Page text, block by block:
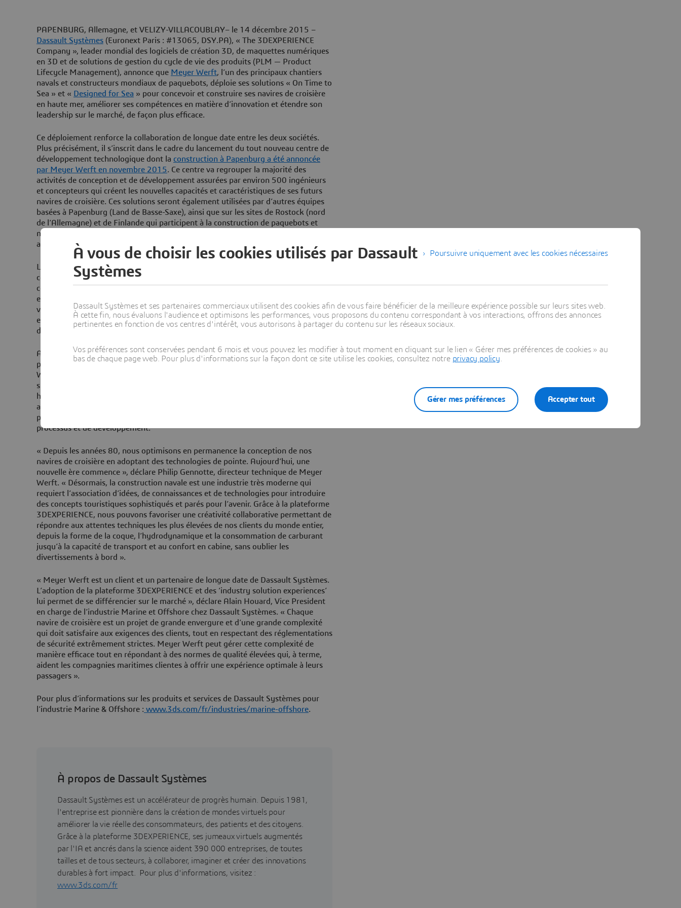
PAPENBURG, Allemagne, et VELIZY-VILLACOUBLAY– le 14 décembre 2015 –
Dassault Systèmes (Euronext Paris : #13065, DSY.PA), « The 3DEXPERIENCE
Company », leader mondial des logiciels de création 3D, de maquettes numériques
en 3D et de solutions de gestion du cycle de vie des produits (PLM — Product
Lifecycle Management), annonce que Meyer Werft, l’un des principaux chantiers
navals et constructeurs mondiaux de paquebots, déploie ses solutions « On Time to
Sea » et « Designed for Sea » pour concevoir et construire ses navires de croisière
en haute mer, améliorer ses compétences en matière d’innovation et étendre son
leadership sur le marché, de façon plus efficace.
Ce déploiement renforce la collaboration de longue date entre les deux sociétés.
Plus précisément, il s’inscrit dans le cadre du lancement du tout nouveau centre de
développement technologique dont la construction à Papenburg a été annoncée
par Meyer Werft en novembre 2015. Ce centre va regrouper la majorité des
activités de conception et de développement assurées par environ 500 ingénieurs
et concepteurs qui créent les nouvelles capacités et caractéristiques de ses futurs
navires de croisière. Ces solutions seront également utilisées par d’autres équipes
basées à Papenburg (Land de Basse-Saxe), ainsi que sur les sites de Rostock (nord
de l’Allemagne) et de Finlande qui participent à la construction de paquebots et
navires de croisière en haute mer, de navires de croisière fluviaux, de ferries et
autres bateaux.
La construction de navires de croisière représente une tâche particulièrement
complexe par rapport à d’autres secteurs industriels. En effet, ce type de navire est
composé de plus de 10 millions de pièces et ensembles, contre un million de pièces
environ pour les plus gros avions de ligne actuels et 10 000 pièces pour une
voiture. La complexité, la diversité et la très grande quantité de données impliquées
exigent des solutions efficaces pour concevoir et construire des navires qui se
démarqueront de leurs concurrents.
Avec les solutions « On Time to Sea » et « Designed for Sea » basées sur la
plateforme 3DEXPERIENCE, les équipes de concepteurs et développeurs de Meyer
Werft peuvent maintenant s’appuyer sur un environnement digital unifié pour
suivre le cycle de vie d’un navire de A à Z, c’est à dire de sa construction à sa mise
hors service plusieurs décennies plus tard, en passant par son exploitation. Les
applications de conception, d’ingénierie et de gestion de projet numériques
permettent de répondre facilement aux exigences les plus complexes en matière de
processus et de développement.
« Depuis les années 80, nous optimisons en permanence la conception de nos
navires de croisière en adoptant des technologies de pointe. Aujourd’hui, une
nouvelle ère commence », déclare Philip Gennotte, directeur technique de Meyer
Werft. « Désormais, la construction navale est une industrie très moderne qui
requiert l’association d’idées, de connaissances et de technologies pour introduire
des concepts touristiques sophistiqués et parés pour l’avenir. Grâce à la plateforme
3DEXPERIENCE, nous pouvons favoriser une créativité collaborative permettant de
répondre aux attentes techniques les plus élevées de nos clients du monde entier,
depuis la forme de la coque, l’hydrodynamique et la consommation de carburant
jusqu’à la capacité de transport et au confort en cabine, sans oublier les
divertissements à bord ».
« Meyer Werft est un client et un partenaire de longue date de Dassault Systèmes.
L’adoption de la plateforme 3DEXPERIENCE et des ‘industry solution experiences’
lui permet de se différencier sur le marché », déclare Alain Houard, Vice President
en charge de l’industrie Marine et Offshore chez Dassault Systèmes. « Chaque
navire de croisière est un projet de grande envergure et d’une grande complexité
qui doit satisfaire aux exigences des clients, tout en respectant des réglementations
de sécurité extrêmement strictes. Meyer Werft peut gérer cette complexité de
manière efficace tout en répondant à des normes de qualité élevées qui, à terme,
aident les compagnies maritimes clientes à offrir une expérience optimale à leurs
passagers ».
Pour plus d’informations sur les produits et services de Dassault Systèmes pour
l’industrie Marine & Offshore : www.3ds.com/fr/industries/marine-offshore.
À propos de Dassault Systèmes
Dassault Systèmes est un accélérateur de progrès humain. Depuis 1981,
l'entreprise est pionnière dans la création de mondes virtuels pour
améliorer la vie réelle des consommateurs, des patients et des citoyens.
Grâce à la plateforme 3DEXPERIENCE, ses jumeaux virtuels augmentés
par l'IA et ancrés dans la science aident 390 000 entreprises, de toutes
tailles et de tous secteurs, à collaborer, imaginer et créer des innovations
durables à fort impact. Pour plus d'informations, visitez :
www.3ds.com/fr
Poursuivre uniquement avec les cookies nécessaires
À vous de choisir les cookies utilisés par Dassault
Systèmes
Dassault Systèmes et ses partenaires commerciaux utilisent des cookies afin de vous faire bénéficier de la meilleure expérience possible sur leurs sites web.
À cette fin, nous évaluons l'audience et optimisons les performances, vous proposons du contenu correspondant à vos interactions, offrons des annonces
pertinentes en fonction de vos centres d'intérêt, vous autorisons à partager du contenu sur les réseaux sociaux.
Vos préférences sont conservées pendant 6 mois et vous pouvez les modifier à tout moment en cliquant sur le lien « Gérer mes préférences de cookies » au
bas de chaque page web. Pour plus d'informations sur la façon dont ce site utilise les cookies, consultez notre privacy policy
Accepter tout
Gérer mes préférences